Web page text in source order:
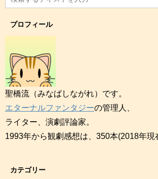
プロフィール
聖橋流（みなばしながれ）です。
エターナルファンタジーの管理人、
ライター、演劇評論家。
1993年から観劇感想は、350本(2018年現
カテゴリー